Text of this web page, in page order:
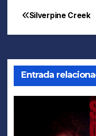
de
entradas
Silverpine Creek
Entrada